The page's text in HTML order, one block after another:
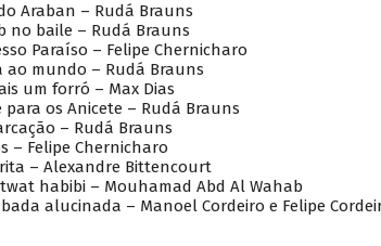
Araban – Rudá Brauns
no baile – Rudá Brauns
Paraíso – Felipe Chernicharo
ao mundo – Rudá Brauns
um forró – Max Dias
para os Anicete – Rudá Brauns
– Rudá Brauns
– Felipe Chernicharo
– Alexandre Bittencourt
habibi – Mouhamad Abd Al Wahab
alucinada – Manoel Cordeiro e Felipe